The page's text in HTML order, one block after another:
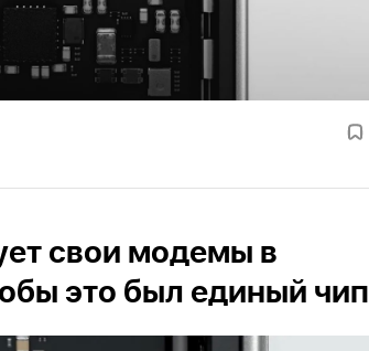
свои модемы в
это был единый чип